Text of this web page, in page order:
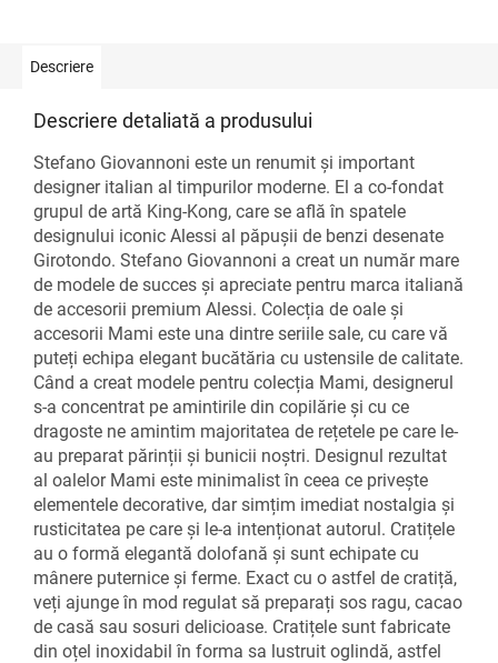
Descriere
Descriere detaliată a produsului
Stefano Giovannoni este un renumit și important
designer italian al timpurilor moderne. El a co-fondat
grupul de artă King-Kong, care se află în spatele
designului iconic Alessi al păpușii de benzi desenate
Girotondo. Stefano Giovannoni a creat un număr mare
de modele de succes și apreciate pentru marca italiană
de accesorii premium Alessi. Colecția de oale și
accesorii Mami este una dintre seriile sale, cu care vă
puteți echipa elegant bucătăria cu ustensile de calitate.
Când a creat modele pentru colecția Mami, designerul
s-a concentrat pe amintirile din copilărie și cu ce
dragoste ne amintim majoritatea de rețetele pe care le-
au preparat părinții și bunicii noștri. Designul rezultat
al oalelor Mami este minimalist în ceea ce privește
elementele decorative, dar simțim imediat nostalgia și
rusticitatea pe care și le-a intenționat autorul. Cratițele
au o formă elegantă dolofană și sunt echipate cu
mânere puternice și ferme. Exact cu o astfel de cratiță,
veți ajunge în mod regulat să preparați sos ragu, cacao
de casă sau sosuri delicioase. Cratițele sunt fabricate
din oțel inoxidabil în forma sa lustruit oglindă, astfel